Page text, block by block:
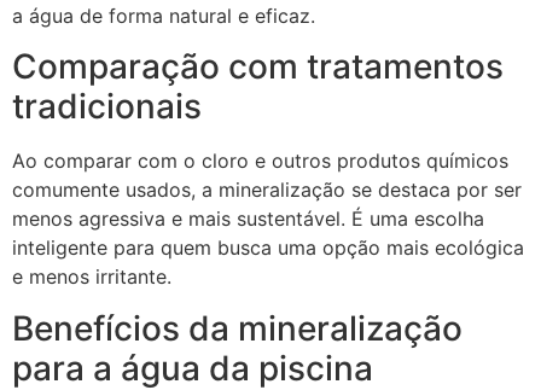
a água de forma natural e eficaz.
Comparação com tratamentos
tradicionais
Ao comparar com o cloro e outros produtos químicos
comumente usados, a mineralização se destaca por ser
menos agressiva e mais sustentável. É uma escolha
inteligente para quem busca uma opção mais ecológica
e menos irritante.
Benefícios da mineralização
para a água da piscina